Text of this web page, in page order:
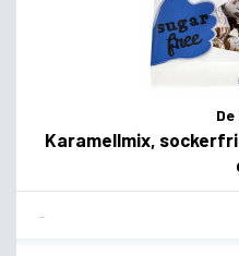
Karamellmix,